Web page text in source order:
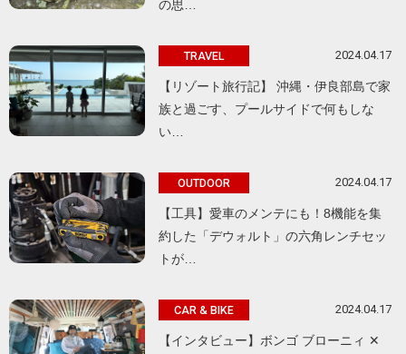
の思…
TRAVEL 2024.04.17
【リゾート旅行記】 沖縄・伊良部島で家
族と過ごす、プールサイドで何もしな
い…
OUTDOOR 2024.04.17
【工具】愛車のメンテにも！8機能を集
約した「デウォルト」の六角レンチセッ
トが…
CAR & BIKE 2024.04.17
【インタビュー】ボンゴ ブローニィ ✕